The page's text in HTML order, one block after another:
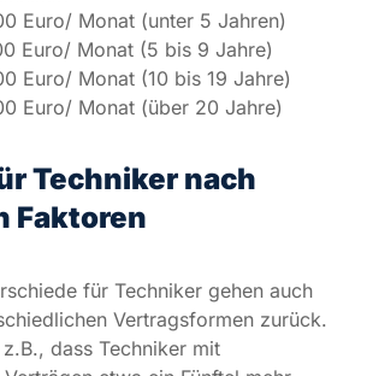
Vertragsformen zurück.
dass Techniker mit
Verträgen etwa ein Fünftel mehr
die mit Zeitverträgen
den Geschlechtern gibt es einen
bei der Bezahlung.
mit steigender
noch weiter zu.